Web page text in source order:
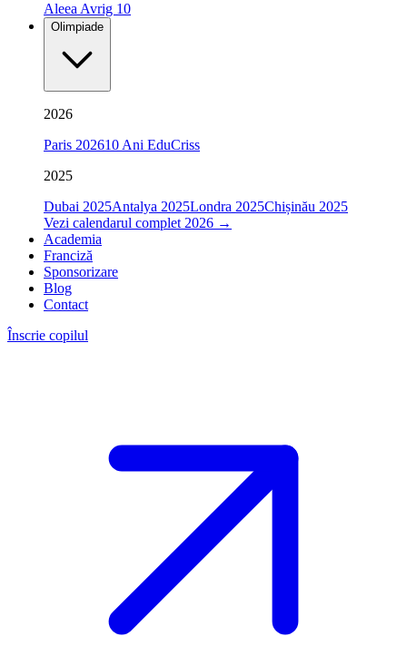
Aleea Avrig 10
Olimpiade
2026
Paris 202610 Ani EduCriss
2025
Dubai 2025Antalya 2025Londra 2025Chișinău 2025
Vezi calendarul complet 2026 →
Academia
Franciză
Sponsorizare
Blog
Contact
Înscrie copilul